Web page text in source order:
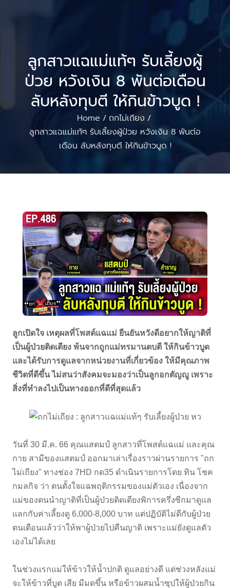
ลูกสาวแฉแม่แท้ๆ รับเลี้ยงผู้
ป่วย หวังเงิน 8 พันต่อเดือน
ลับหลังทุบตี ให้กินข้าวบูด !
Home / ถกไม่เถียง /
ลูกสาวแฉแม่แท้ๆ รับเลี้ยงผู้ป่วย หวังเงิน 8 พันต่อ
เดือน ลับหลังทุบตี ให้กินข้าวบูด !
ลูกเปิดใจ เหตุผลที่โพสต์แฉแม่ ยืนยันหวังดีอยากให้ญาติที่
เป็นผู้ป่วยติดเตียง พ้นจากถูกแม่ทรมานตบตี ให้กินข้าวบูด
และได้รับการดูแลจากหน่วยงานที่เกี่ยวข้อง ให้มีคุณภาพ
ชีวิตที่ดีขึ้น ไม่สนว่าสังคมจะมองว่าเป็นลูกอกตัญญู เพราะ
สิ่งที่ทำลงไปเป็นทางออกที่ดีที่สุดแล้ว
วันที่ 30 มี.ค. 66 คุณแสตมป์ ลูกสาวที่โพสต์แฉแม่ และคุณ
กาย สามีของแสตมป์ ออกมาเล่าเรื่องราวผ่านรายการ "ถก
ไม่เถียง" ทางช่อง 7HD กด35 ดำเนินรายการโดย ทิน โชค
กมลกิจ ว่า ตนตั้งใจแฉพฤติกรรมของแม่ตัวเอง เนื่องจาก
แม่ของตนนำญาติที่เป็นผู้ป่วยติดเตียงพิการครึ่งซีกมาดูแล
แลกกับค่าเลี้ยงดู 6,000-8,000 บาท แต่ปฏิบัติไม่ดีกับผู้ป่วย
ตนเตือนแล้วว่าให้พาผู้ป่วยไปคืนญาติ เพราะแม่ยังดูแลตัว
เองไม่ได้เลย
ในช่วงแรกแม่ให้ข้าวให้น้ำปกติ ดูแลอย่างดี แต่ช่วงหลังแม่
จะให้ข้าวที่บูด เสีย มีมดขึ้น หรือข้าวผสมน้ำซุปให้ผู้ป่วยกิน